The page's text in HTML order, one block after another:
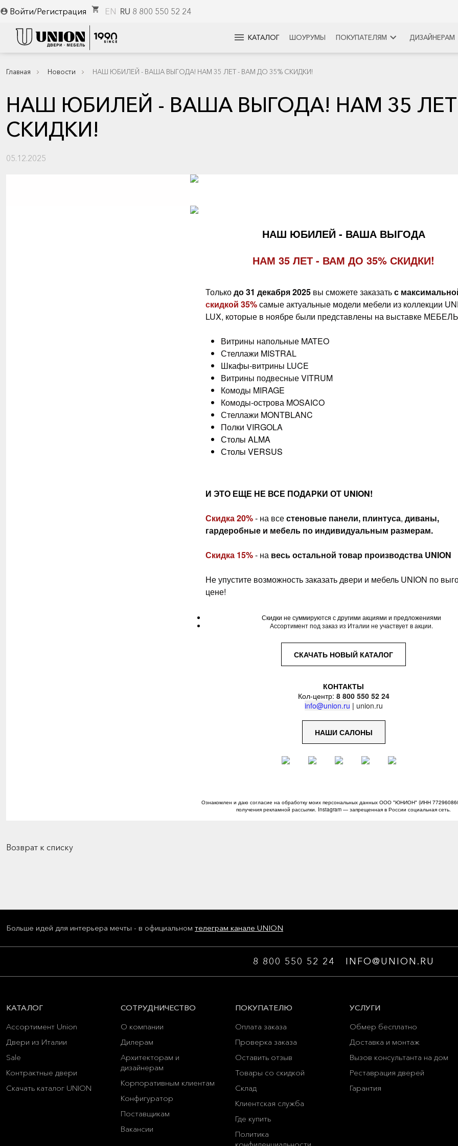
account_circle Войти/Регистрация shopping_cart EN RU 8 800 550 52 24
menu КАТАЛОГ ШОУРУМЫ ПОКУПАТЕЛЯМ keyboard_arrow_right ДИЗАЙНЕРАМ
Главная Новости НАШ ЮБИЛЕЙ - ВАША ВЫГОДА! НАМ 35 ЛЕТ - ВАМ ДО 35% СКИДКИ!
НАШ ЮБИЛЕЙ - ВАША ВЫГОДА! НАМ 35 ЛЕТ
СКИДКИ!
05.12.2025
НАШ ЮБИЛЕЙ - ВАША ВЫГОДА
НАМ 35 ЛЕТ - ВАМ ДО 35% СКИДКИ!
Толькодо 31 декабря 2025 вы сможете заказатьс
скидкой 35%самые актуальные модели мебели из коллекции
LUX, которые в ноябре были представлены на выставке
Витрины напольные MATEO
Стеллажи MISTRAL
Шкафы-витрины LUCE
Витрины подвесные VITRUM
Комоды MIRAGE
Комоды-острова MOSAICO
Стеллажи MONTBLANC
Полки VIRGOLA
Столы ALMA
Столы VERSUS
И ЭТО ЕЩЕ НЕ ВСЕ ПОДАРКИ ОТ UNION!
Скидка 20%- на всестеновые панели, плинтуса, диваны,
гардеробные и мебель по индивидуальным размерам.
Скидка 15%- на весь остальной товар производства UNION
Не упустите возможность заказать двери и мебель UNION по
цене!
Скидки не суммируются с другими акциями и предложениями
Ассортимент под заказ из Италии не участвует в акции.
СКАЧАТЬ НОВЫЙ КАТАЛОГ
КОНТАКТЫ
Кол-центр: 8 800 550 52 24
info@union.ru | union.ru
НАШИ САЛОНЫ
Ознакомлен и даю согласие на обработку моих персональных данных ООО "ЮНИОН" (ИНН
получения рекламной рассылки. Instagram — запрещенная в России социальная сеть.
Возврат к списку
Больше идей для интерьера мечты - в официальном телеграм канале UNION
8 800 550 52 24 INFO@UNION.RU
КАТАЛОГ
Ассортимент Union
Двери из Италии
Sale
Контрактные двери
Скачать каталог UNION
СОТРУДНИЧЕСТВО
О компании
Дилерам
Архитекторам и
дизайнерам
Корпоративным клиентам
Конфигуратор
Поставщикам
Вакансии
ПОКУПАТЕЛЮ
Оплата заказа
Проверка заказа
Оставить отзыв
Товары со скидкой
Склад
Клиентская служба
Где купить
Политика
УСЛУГИ
Обмер бесплатно
Доставка и монтаж
Вызов консультанта на дом
Реставрация дверей
Гарантия